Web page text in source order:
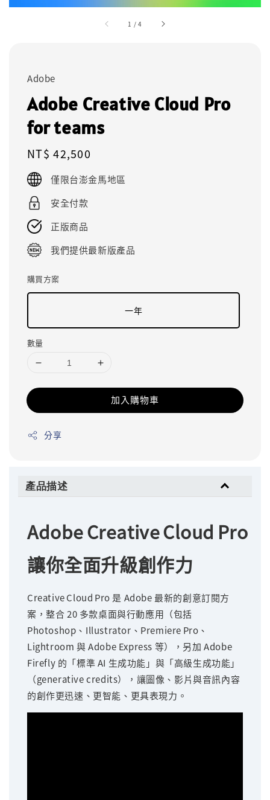
1 /4
Adobe
Adobe Creative Cloud Pro
for teams
Regular
price
NT$ 42,500
僅限台澎金馬地區
安全付款
正版商品
我們提供最新版產品
購買方案
一年
數量
加入購物車
分享
產品描述
Adobe Creative Cloud Pro
讓你全面升級創作力
Creative Cloud Pro 是 Adobe 最新的創意訂閱方
案，整合 20 多款桌面與行動應用（包括
Photoshop、Illustrator、Premiere Pro、
Lightroom 與 Adobe Express 等），另加 Adobe
Firefly 的「標準 AI 生成功能」與「高級生成功能」
（generative credits），讓圖像、影片與音訊內容
的創作更迅速、更智能、更具表現力。